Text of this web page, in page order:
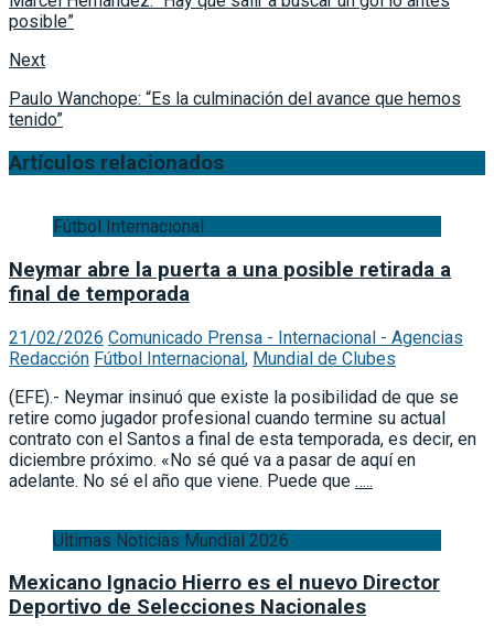
posible”
Next
Paulo Wanchope: “Es la culminación del avance que hemos
tenido”
Artículos relacionados
Fútbol Internacional
Neymar abre la puerta a una posible retirada a
final de temporada
21/02/2026 Comunicado Prensa - Internacional - Agencias
Redacción Fútbol Internacional, Mundial de Clubes
(EFE).- Neymar insinuó que existe la posibilidad de que se
retire como jugador profesional cuando termine su actual
contrato con el Santos a final de esta temporada, es decir, en
diciembre próximo. «No sé qué va a pasar de aquí en
adelante. No sé el año que viene. Puede que …..
Ultimas Noticias Mundial 2026
Mexicano Ignacio Hierro es el nuevo Director
Deportivo de Selecciones Nacionales